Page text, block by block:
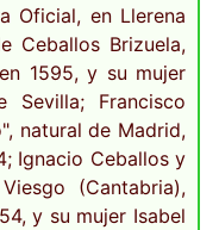
Oficial, en Llerena
Ceballos Brizuela,
1595, y su mujer
Sevilla; Francisco
natural de Madrid,
Ignacio Ceballos y
(Cantabria),
y su mujer Isabel